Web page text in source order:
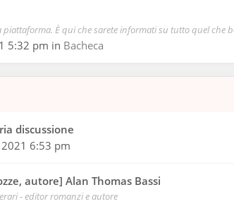
È qui che sarete informati su tutto quel che
5:32 pm in Bacheca
discussione
2021 6:53 pm
autore] Alan Thomas Bassi
- editor romanzi e autore